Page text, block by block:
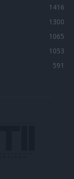
1416
1300
1065
1053
591